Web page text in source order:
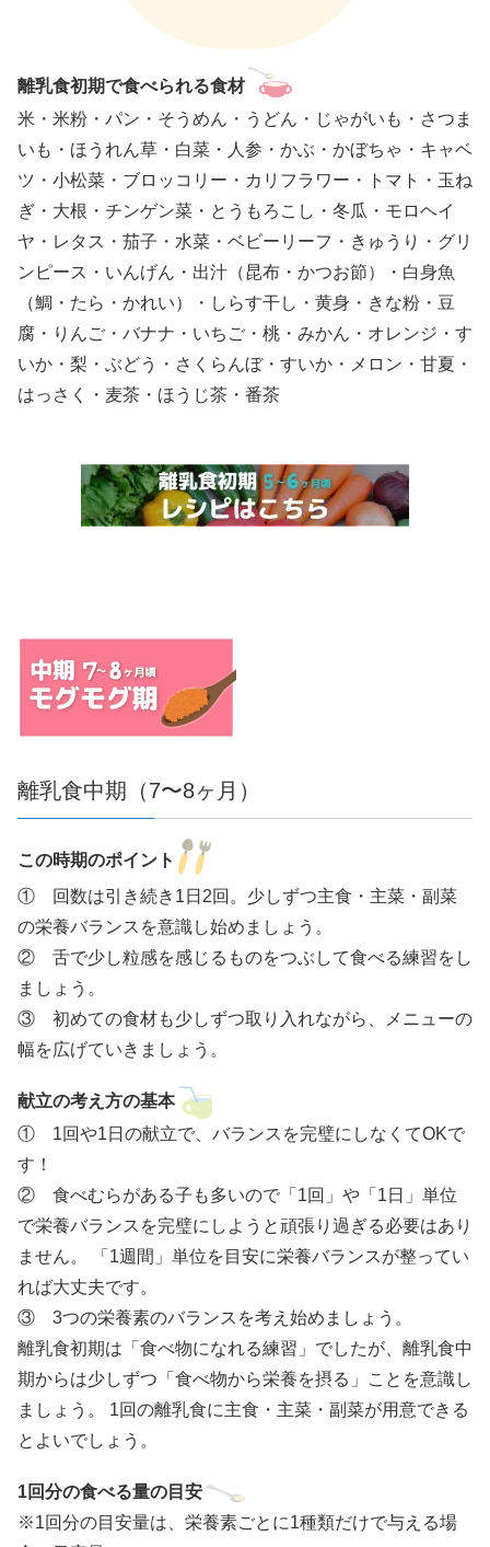
離乳食初期で食べられる食材
米・米粉・パン・そうめん・うどん・じゃがいも・さつま
いも・ほうれん草・白菜・人参・かぶ・かぼちゃ・キャベ
ツ・小松菜・ブロッコリー・カリフラワー・トマト・玉ね
ぎ・大根・チンゲン菜・とうもろこし・冬瓜・モロヘイ
ヤ・レタス・茄子・水菜・ベビーリーフ・きゅうり・グリ
ンピース・いんげん・出汁（昆布・かつお節）・白身魚
（鯛・たら・かれい）・しらす干し・黄身・きな粉・豆
腐・りんご・バナナ・いちご・桃・みかん・オレンジ・す
いか・梨・ぶどう・さくらんぼ・すいか・メロン・甘夏・
はっさく・麦茶・ほうじ茶・番茶
離乳食中期（7〜8ヶ月）
この時期のポイント
① 回数は引き続き1日2回。少しずつ主食・主菜・副菜
の栄養バランスを意識し始めましょう。
② 舌で少し粒感を感じるものをつぶして食べる練習をし
ましょう。
③ 初めての食材も少しずつ取り入れながら、メニューの
幅を広げていきましょう。
献立の考え方の基本
① 1回や1日の献立で、バランスを完璧にしなくてOKで
す！
② 食べむらがある子も多いので「1回」や「1日」単位
で栄養バランスを完璧にしようと頑張り過ぎる必要はあり
ません。 「1週間」単位を目安に栄養バランスが整ってい
れば大丈夫です。
③ 3つの栄養素のバランスを考え始めましょう。
離乳食初期は「食べ物になれる練習」でしたが、離乳食中
期からは少しずつ「食べ物から栄養を摂る」ことを意識し
ましょう。 1回の離乳食に主食・主菜・副菜が用意できる
とよいでしょう。
1回分の食べる量の目安
※1回分の目安量は、栄養素ごとに1種類だけで与える場